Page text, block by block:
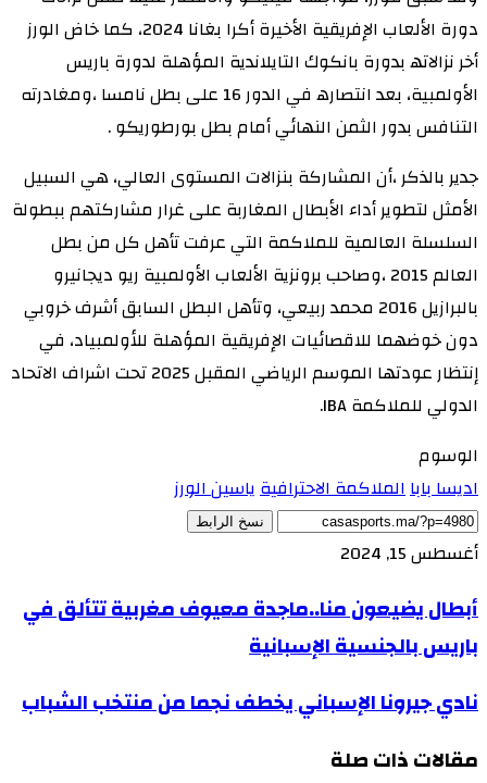
دورة الألعاب الإفريقية الأخيرة أكرا بغانا 2024، كما خاض الورز
أخر نزالاتھ بدورة بانكوك التايلاندية المؤھلة لدورة باريس
الأولمبية، بعد انتصارھ في الدور 16 على بطل نامسا ،ومغادرته
التنافس بدور الثمن النھائي أمام بطل بورطوريكو .
جدير بالذكر ،أن المشاركة بنزالات المستوى العالي، ھي السبيل
الأمثل لتطوير أداء الأبطال المغاربة على غرار مشاركتھم ببطولة
السلسلة العالمية للملاكمة التي عرفت تأھل كل من بطل
العالم 2015 ،وصاحب برونزية الألعاب الأولمبية ريو ديجانيرو
بالبرازيل 2016 محمد ربيعي، وتأھل البطل السابق أشرف خروبي
دون خوضھما للاقصائيات الإفريقية المؤھلة للأولمبياد، في
إنتظار عودتھا الموسم الرياضي المقبل 2025 تحت اشراف الاتحاد
الدولي للملاكمة IBA.
الوسوم
اديسا باباالملاكمة الاحترافيةياسين الورز
نسخ الرابط
أغسطس 15, 2024
أبطال يضيعون منا..ماجدة معيوف مغربية تتألق في
باريس بالجنسية الإسبانية
نادي جيرونا الإسباني يخطف نجما من منتخب الشباب
مقالات ذات صلة